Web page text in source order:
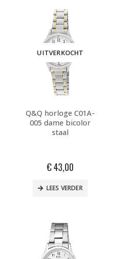
UITVERKOCHT
Q&Q horloge C01A-
005 dame bicolor
staal
€43,00
LEES VERDER